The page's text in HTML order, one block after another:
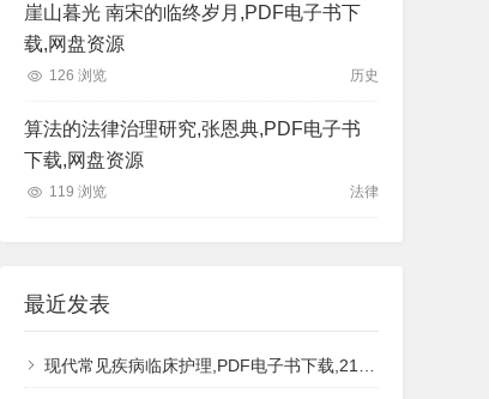
崖山暮光 南宋的临终岁月,PDF电子书下
载,网盘资源
126 浏览 历史
算法的法律治理研究,张恩典,PDF电子书
下载,网盘资源
119 浏览 法律
最近发表
现代常见疾病临床护理,PDF电子书下载,217MB,网盘资源